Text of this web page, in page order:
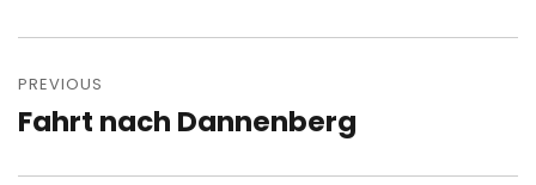
navigation
PREVIOUS
Previous
Fahrt nach Dannenberg